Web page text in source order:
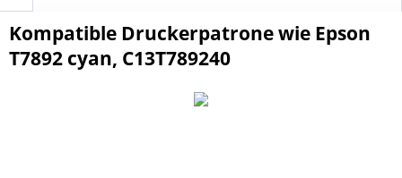
Kompatible Druckerpatrone wie Epson
T7892 cyan, C13T789240